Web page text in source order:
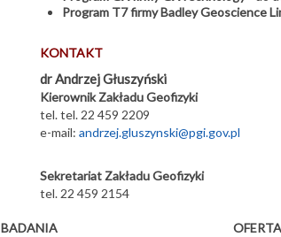
Program T7 firmy Badley Geoscience
KONTAKT
dr Andrzej Głuszyński
Kierownik Zakładu Geofizyki
tel. tel. 22 459 2209
e-mail: andrzej.gluszynski@pgi.gov.pl
Sekretariat Zakładu Geofizyki
tel. 22 459 2154
BADANIA
OFERTA